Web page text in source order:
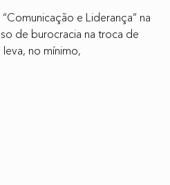
e Liderança” na
de burocracia na troca de
no mínimo,